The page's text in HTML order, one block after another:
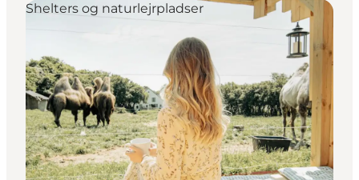
Shelters og naturlejrpladser